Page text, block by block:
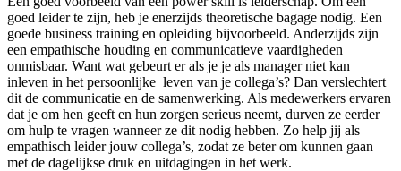
goed leider te zijn, heb je enerzijds theoretische bagage nodig. Een
goede business training en opleiding bijvoorbeeld. Anderzijds zijn
een empathische houding en communicatieve vaardigheden
onmisbaar. Want wat gebeurt er als je je als manager niet kan
inleven in het persoonlijke leven van je collega’s? Dan verslechtert
dit de communicatie en de samenwerking. Als medewerkers ervaren
dat je om hen geeft en hun zorgen serieus neemt, durven ze eerder
om hulp te vragen wanneer ze dit nodig hebben. Zo help jij als
empathisch leider jouw collega’s, zodat ze beter om kunnen gaan
met de dagelijkse druk en uitdagingen in het werk.